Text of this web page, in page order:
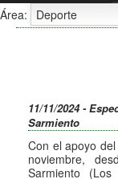
Área:
11/11/2024 -
Sarmiento
Con el apoyo
noviembre,
Sarmiento